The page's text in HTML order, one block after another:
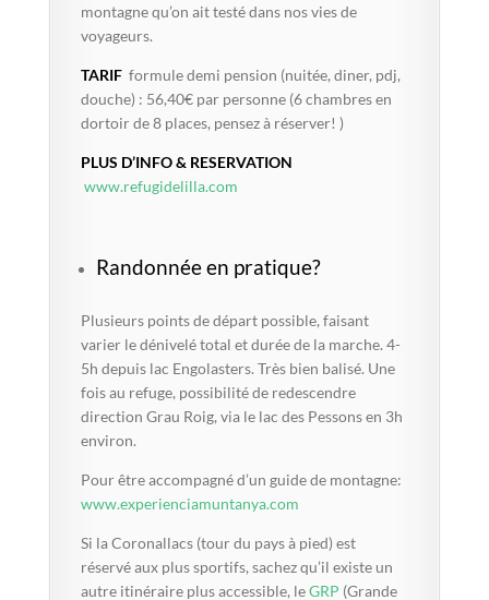
montagne qu’on ait testé dans nos vies de
voyageurs.
TARIFformule demi pension (nuitée, diner, pdj,
douche) : 56,40€ par personne (6 chambres en
dortoir de 8 places, pensez à réserver! )
PLUS D’INFO & RESERVATION
www.refugidelilla.com
Randonnée en pratique?
Plusieurs points de départ possible, faisant
varier le dénivelé total et durée de la marche. 4-
5h depuis lac Engolasters. Très bien balisé. Une
fois au refuge, possibilité de redescendre
direction Grau Roig, via le lac des Pessons en 3h
environ.
Pour être accompagné d’un guide de montagne:
www.experienciamuntanya.com
Si la Coronallacs (tour du pays à pied) est
réservé aux plus sportifs, sachez qu’il existe un
autre itinéraire plus accessible, leGRP (Grande